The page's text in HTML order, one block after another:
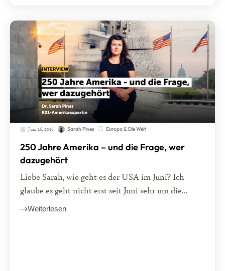
Juni 16, 2026 Sarah Pines Europa & Die Welt
250 Jahre Amerika – und die Frage, wer
dazugehört
Liebe Sarah, wie geht es der USA im Juni? Ich
glaube es geht nicht erst seit Juni sehr um die...
Weiterlesen